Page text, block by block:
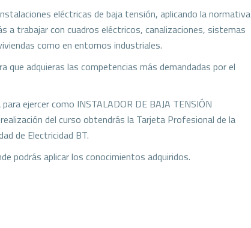
eléctricas de baja tensión, aplicando la normativa
a trabajar con cuadros eléctricos, canalizaciones, sistemas
como en entornos industriales.
que adquieras las competencias más demandadas por el
ejercer como INSTALADOR DE BAJA TENSIÓN
realización del curso obtendrás la Tarjeta Profesional de la
de Electricidad BT.
podrás aplicar los conocimientos adquiridos.